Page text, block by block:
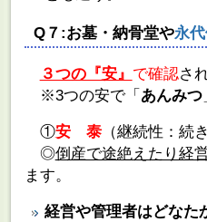
Q７:お墓・納骨堂や永
３つの『安』 で確認さ
※3つの安で「 あんみつ
①安 泰（継続性：続
◎倒産で途絶えたり経
ます。
経営や管理者はどなた